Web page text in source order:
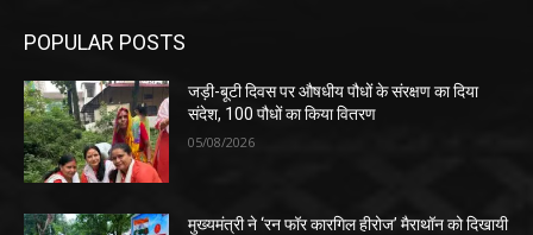
POPULAR POSTS
जड़ी-बूटी दिवस पर औषधीय पौधों के संरक्षण का दिया
संदेश, 100 पौधों का किया वितरण
05/08/2026
मुख्यमंत्री ने ‘रन फॉर कारगिल हीरोज’ मैराथॉन को दिखायी